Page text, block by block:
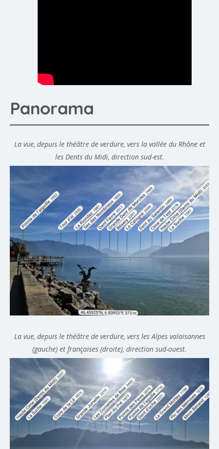
Panorama
La vue, depuis le théâtre de verdure, vers la vallée du Rhône et
les Dents du Midi, direction sud-est.
La vue, depuis le théâtre de verdure, vers les Alpes valaisannes
(gauche) et françaises (droite), direction sud-ouest.